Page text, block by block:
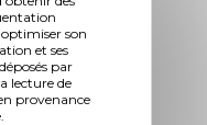
son
et ses
par
lecture de
provenance
Lebeau